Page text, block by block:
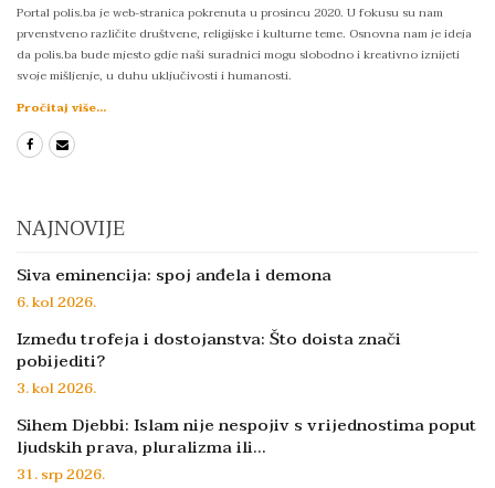
Portal polis.ba je web-stranica pokrenuta u prosincu 2020. U fokusu su nam
prvenstveno različite društvene, religijske i kulturne teme. Osnovna nam je ideja
da polis.ba bude mjesto gdje naši suradnici mogu slobodno i kreativno iznijeti
svoje mišljenje, u duhu uključivosti i humanosti.
Pročitaj više...
NAJNOVIJE
Siva eminencija: spoj anđela i demona
6. kol 2026.
Između trofeja i dostojanstva: Što doista znači
pobijediti?
3. kol 2026.
Sihem Djebbi: Islam nije nespojiv s vrijednostima poput
ljudskih prava, pluralizma ili…
31. srp 2026.